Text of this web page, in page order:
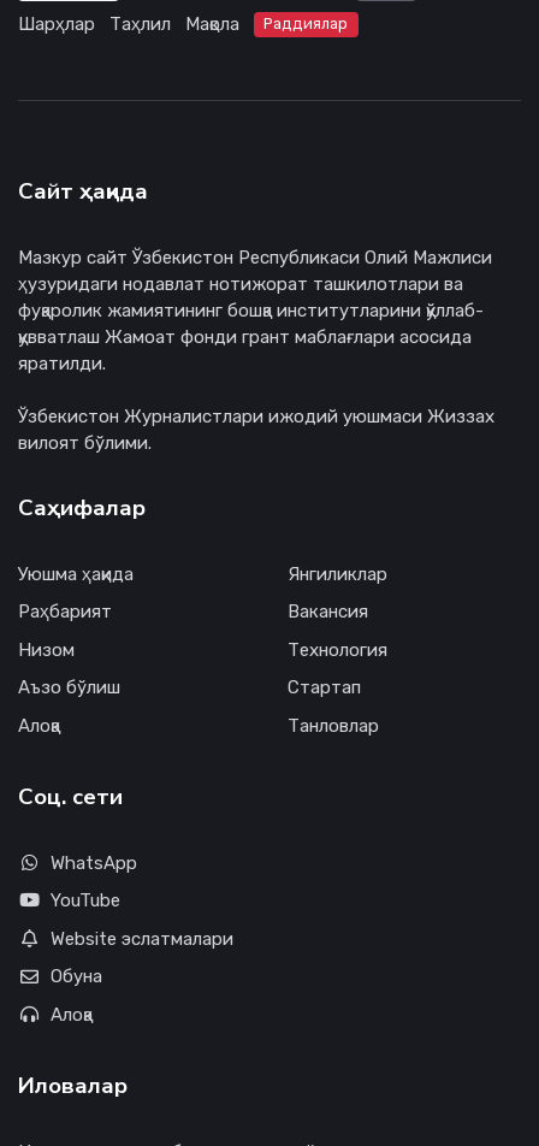
Шарҳлар
Таҳлил Мақола Раддиялар
Сайт ҳақида
Мазкур сайт Ўзбекистон Республикаси Олий Мажлиси
ҳузуридаги нодавлат нотижорат ташкилотлари ва
фуқаролик жамиятининг бошқа институтларини қўллаб-
қувватлаш Жамоат фонди грант маблағлари асосида
яратилди.
Ўзбекистон Журналистлари ижодий уюшмаси Жиззах
вилоят бўлими.
Саҳифалар
Уюшма ҳақида
Раҳбарият
Низом
Аъзо бўлиш
Алоқа
Янгиликлар
Вакансия
Технология
Стартап
Танловлар
Соц. сети
WhatsApp
YouTube
Website эслатмалари
Обуна
Алоқа
Иловалар